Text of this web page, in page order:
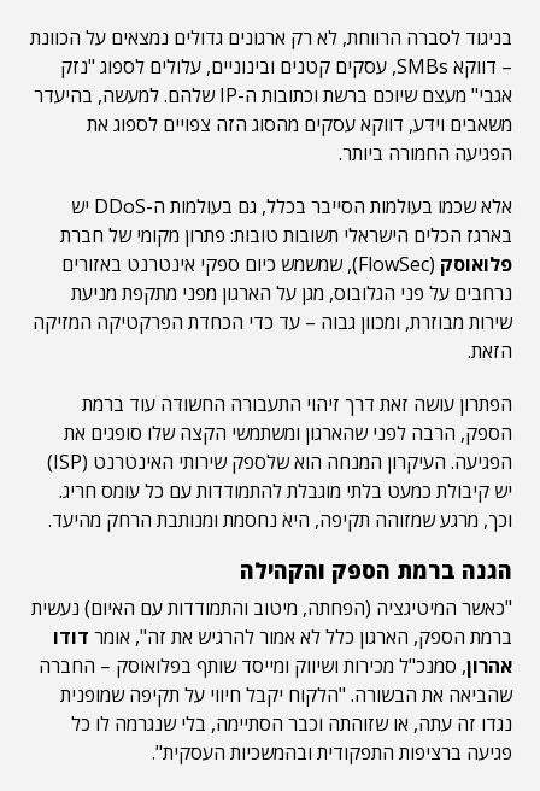
בניגוד לסברה הרווחת, לא רק ארגונים גדולים נמצאים על הכוונת
– דווקא SMBs, עסקים קטנים ובינוניים, עלולים לספוג "נזק
אגבי" מעצם שיוכם ברשת וכתובות ה-IP שלהם. למעשה, בהיעדר
משאבים וידע, דווקא עסקים מהסוג הזה צפויים לספוג את
הפגיעה החמורה ביותר.
אלא שכמו בעולמות הסייבר בכלל, גם בעולמות ה-DDoS יש
בארגז הכלים הישראלי תשובות טובות: פתרון מקומי של חברת
פלואוסק
(FlowSec), שמשמש כיום ספקי אינטרנט באזורים
נרחבים על פני הגלובוס, מגן על הארגון מפני מתקפת מניעת
שירות מבוזרת, ומכוון גבוה – עד כדי הכחדת הפרקטיקה המזיקה
הזאת.
הפתרון עושה זאת דרך זיהוי התעבורה החשודה עוד ברמת
הספק, הרבה לפני שהארגון ומשתמשי הקצה שלו סופגים את
הפגיעה. העיקרון המנחה הוא שלספק שירותי האינטרנט (ISP)
יש קיבולת כמעט בלתי מוגבלת להתמודדות עם כל עומס חריג.
וכך, מרגע שמזוהה תקיפה, היא נחסמת ומנותבת הרחק מהיעד.
הגנה ברמת הספק והקהילה
"כאשר המיטיגציה (הפחתה, מיטוב והתמודדות עם האיום) נעשית
ברמת הספק, הארגון כלל לא אמור להרגיש את זה", אומר דודו
אהרון, סמנכ"ל מכירות ושיווק ומייסד שותף בפלואוסק – החברה
שהביאה את הבשורה. "הלקוח יקבל חיווי על תקיפה שמופנית
נגדו זה עתה, או שזוהתה וכבר הסתיימה, בלי שנגרמה לו כל
פגיעה ברציפות התפקודית ובהמשכיות העסקית".